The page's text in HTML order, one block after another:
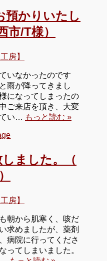
預かりいたし
市/T様）
房】
いなかったのです
雨が降ってきまし
になってしまったの
ご来店を頂き、大変
い… もっと読む »
ました。（
房】
朝から肌寒く、咳だ
求めましたが、薬剤
病院に行ってくださ
ってしまいました。